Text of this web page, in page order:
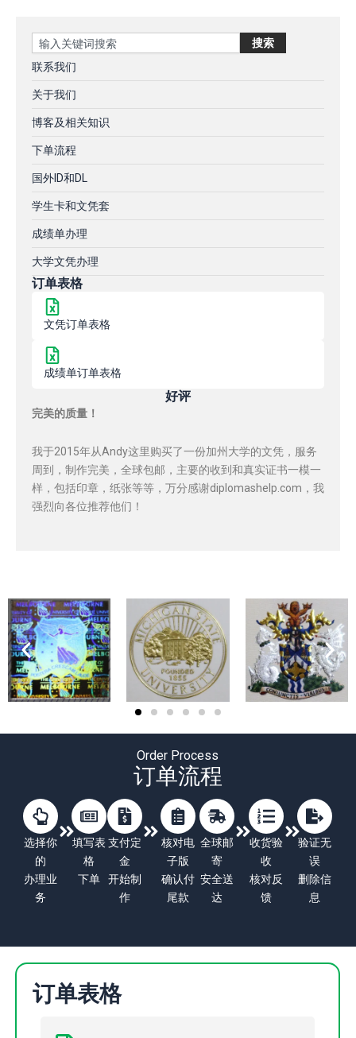
Search 搜索
联系我们
关于我们
博客及相关知识
下单流程
国外ID和DL
学生卡和文凭套
成绩单办理
大学文凭办理
订单表格
文凭订单表格
成绩单订单表格
好评
完美的质量！
我于2015年从Andy这里购买了一份加州大学的文凭，服务
周到，制作完美，全球包邮，主要的收到和真实证书一模一
样，包括印章，纸张等等，万分感谢diplomashelp.com，我
强烈向各位推荐他们！
Order Process
订单流程
选择你
的
办理业
务
填写表
格
下单
支付定
金
开始制
作
核对电
子版
确认付
尾款
全球邮
寄
安全送
达
收货验
收
核对反
馈
验证无
误
删除信
息
订单表格